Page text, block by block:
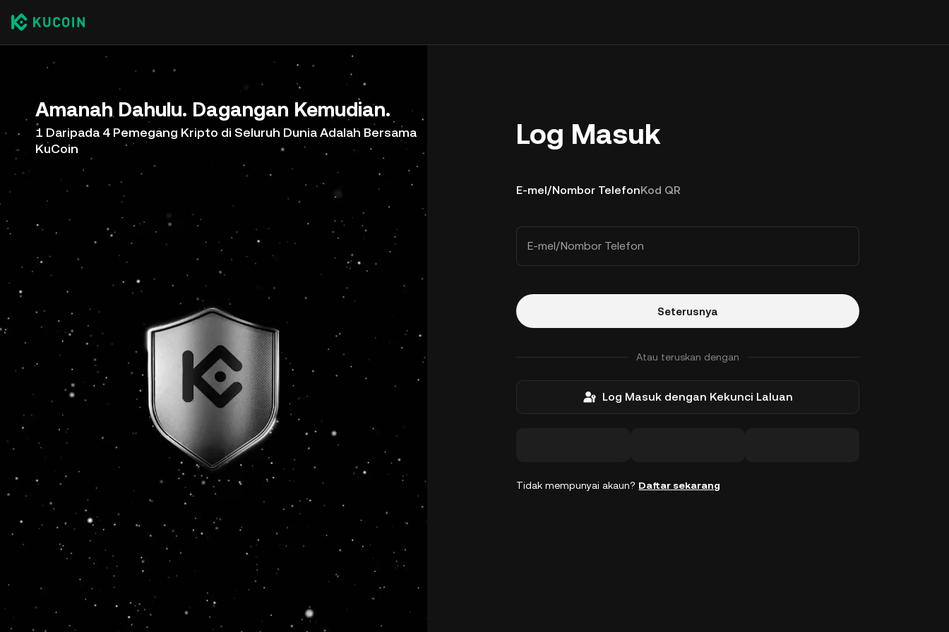
Amanah Dahulu. Dagangan Kemudian.
1 Daripada 4 Pemegang Kripto di Seluruh Dunia Adalah Bersama
KuCoin
Log Masuk
E-mel/Nombor TelefonKod QR
E-mel/Nombor Telefon
Seterusnya
Atau teruskan dengan
Log Masuk dengan Kekunci Laluan
Tidak mempunyai akaun? Daftar sekarang